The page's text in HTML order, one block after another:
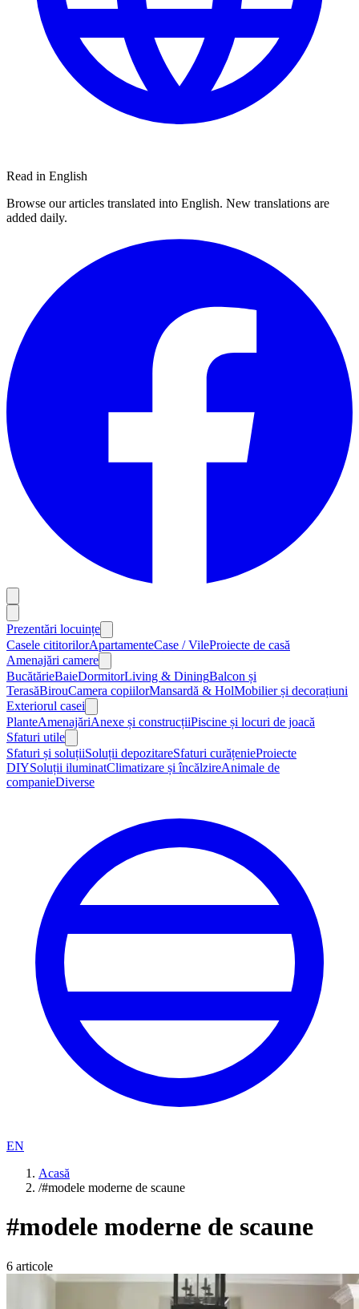
Read in English
Browse our articles translated into English. New translations are
added daily.
Prezentări locuințe
Casele cititorilorApartamenteCase / VileProiecte de casă
Amenajări camere
BucătărieBaieDormitorLiving & DiningBalcon și
TerasăBirouCamera copiilorMansardă & HolMobilier și decorațiuni
Exteriorul casei
PlanteAmenajăriAnexe și construcțiiPiscine și locuri de joacă
Sfaturi utile
Sfaturi și soluțiiSoluții depozitareSfaturi curățenieProiecte
DIYSoluții iluminatClimatizare și încălzireAnimale de
companieDiverse
EN
Acasă
/#modele moderne de scaune
#modele moderne de scaune
6 articole